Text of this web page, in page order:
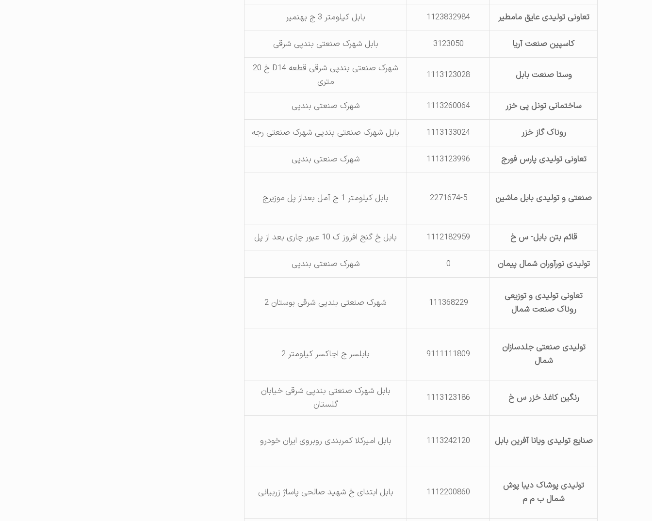
تعاونی تولیدی عایق مامطیر 1123832984 بابل کیلومتر 3 ج بهنمیر
کاسپین صنعت آریا 3123050 بابل شهرک صنعتی بندپی شرقی
وستا صنعت بابل 1113123028
شهرک صنعتی بندپی شرقی قطعه D14 خ 20
متری
ساختمانی تونل پی خزر
1113260064 شهرک صنعتی بندپی
روناک گاز خزر 1113133024 بابل شهرک صنعتی بندپی شهرک صنعتی رجه
تعاونی تولیدی پارس فورج 1113123996 شهرک صنعتی بندپی
صنعتی و تولیدی بابل ماشین 2271674-5 بابل کیلومتر 1 ج آمل بعداز پل موزیرج
قائم بتن بابل- س خ 1112182959 بابل خ گنج افروز ک 10 عبور چاری بعد از پل
تولیدی نورآوران شمال پیمان 0 شهرک صنعتی بندپی
تعاونی تولیدی و توزیعی
روناک صنعت شمال
111368229 شهرک صنعتی بندپی شرقی بوستان 2
تولیدی صنعتی جلدسازان
شمال
9111111809 بابلسر ج اجاکسر کیلومتر 2
رنگین کاغذ خزر س خ 1113123186
بابل شهرک صنعتی بندپی شرقی خیابان
گلستان
صنایع تولیدی ویانا آفرین بابل 1113242120 بابل امیرکلا کمربندی روبروی ایران خودرو
تولیدی پوشاک دیبا پوش
شمال ب م م
1112200860 بابل ابتدای خ شهید صالحی پاساژ زربیانی